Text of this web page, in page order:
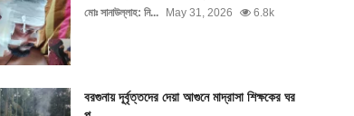
মোঃ সানাউল্লাহ: নি... May 31, 2026 6.8k
বরগুনায় দূর্বৃত্তদের দেয়া আগুনে মাদ্রাসা শিক্ষকের ঘর